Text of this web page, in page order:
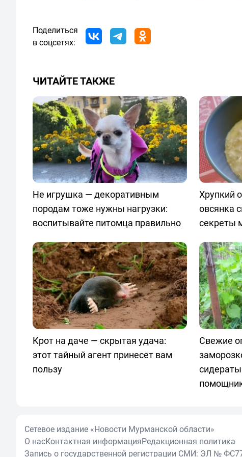
Поделиться
в соцсетях:
ЧИТАЙТЕ ТАКЖЕ
Не игрушка — декоративным
породам тоже нужны нагрузки:
воспитывайте питомца правильно
Хрупкий
овсянка
секреты
Крот на даче — скрытая удача:
этот тайный агент принесет вам
пользу
Свежие
Сетевое издание «Новости Мурманской области»
О насКонтактная информацияРедакционная политика
Запись о государственной регистрации СМИ: ЭЛ №